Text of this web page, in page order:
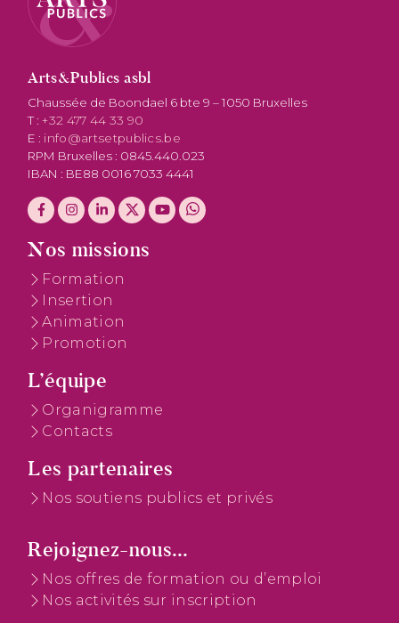
Arts&Publics asbl
Chaussée de Boondael 6 bte 9 – 1050 Bruxelles
T :+32 477 44 33 90
E : info@artsetpublics.be
RPM Bruxelles : 0845.440.023
IBAN : BE88 0016 7033 4441
Nos missions
Formation
Insertion
Animation
Promotion
L’équipe
Organigramme
Contacts
Les partenaires
Nos soutiens publics et privés
Rejoignez-nous...
Nos offres de formation ou d’emploi
Nos activités sur inscription